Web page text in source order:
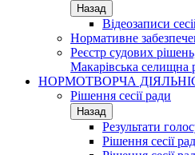
Назад
Відеозаписи
Нормативне
Реєстр судових
Макарівська селищна
НОРМОТВОРЧА
Рішення сесії ради
Назад
Результати
Рішення сесії